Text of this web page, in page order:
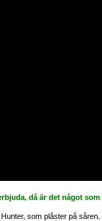
då är det något som
som plåster på